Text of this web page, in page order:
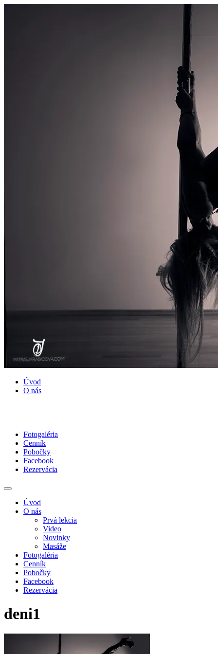
Úvod
O nás
Fotogaléria
Cenník
Pobočky
Facebook
Rezervácia
Úvod
O nás
Prvá lekcia
Video
Novinky
Masáže
Fotogaléria
Cenník
Pobočky
Facebook
Rezervácia
deni1